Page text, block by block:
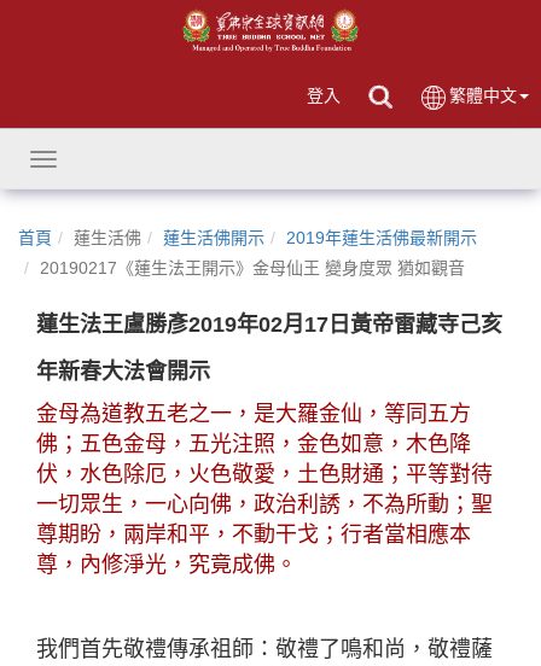
登入 繁體中文
Toggle
navigation
首頁 蓮生活佛 蓮生活佛開示
2019年蓮生活佛最新開示
20190217《蓮生法王開示》金母仙王 變身度眾 猶如觀音
蓮生法王盧勝彥2019年02月17日黃帝雷藏寺己亥
年新春大法會開示
金母為道教五老之一，是大羅金仙，等同五方
佛；五色金母，五光注照，金色如意，木色降
伏，水色除厄，火色敬愛，土色財通；平等對待
一切眾生，一心向佛，政治利誘，不為所動；聖
尊期盼，兩岸和平，不動干戈；行者當相應本
尊，內修淨光，究竟成佛。
我們首先敬禮傳承祖師：敬禮了鳴和尚，敬禮薩